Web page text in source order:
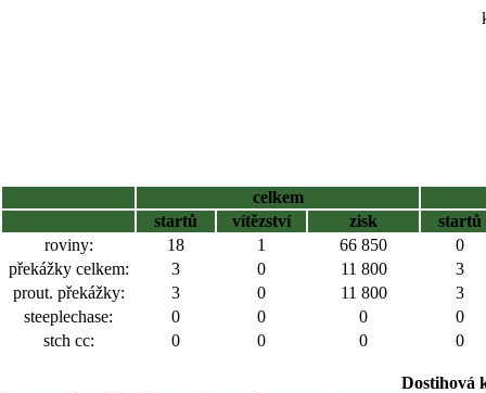
celkem
startů
vítězství zisk
startů
roviny:
18 1 66 850
0
překážky celkem:
3 0 11 800
3
prout. překážky:
3 0 11 800
3
steeplechase:
0 0 0
0
stch cc:
0 0 0 0
Dostihová